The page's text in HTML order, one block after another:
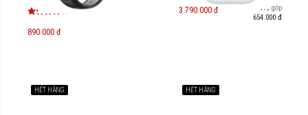
890.000 đ
3.790.000 đ
Trả góp
654.000 đ
HẾT HÀNG HẾT HÀNG